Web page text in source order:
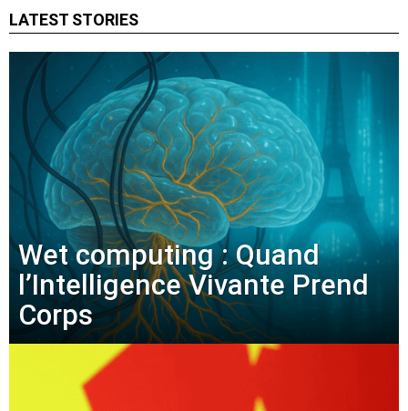
LATEST STORIES
Wet computing : Quand
l’Intelligence Vivante Prend
Corps